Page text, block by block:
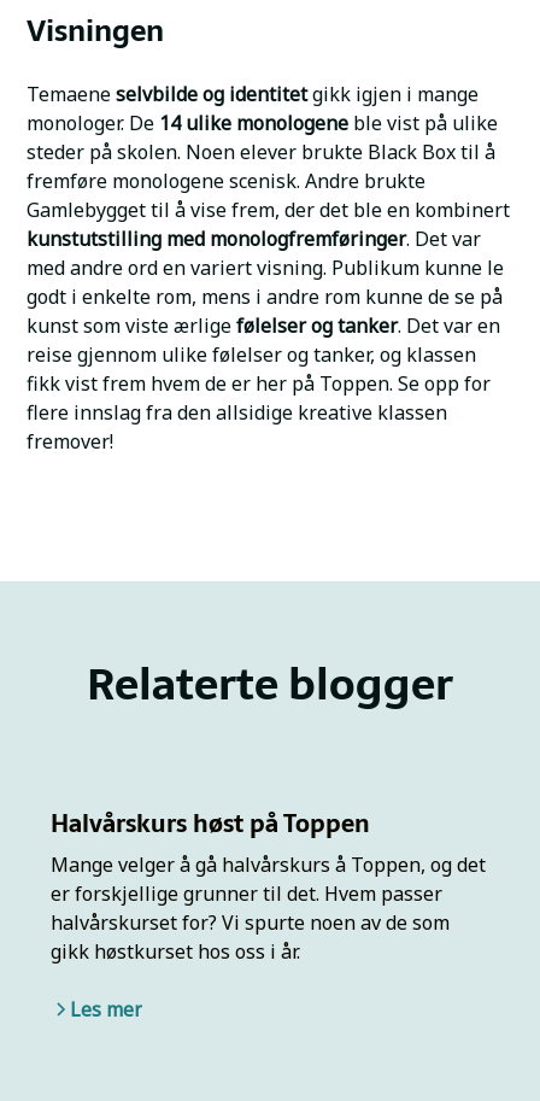
Visningen
Temaeneselvbilde og identitetgikk igjen i mange
monologer. De 14 ulike monologene ble vist på ulike
steder på skolen. Noen elever brukte Black Box til å
fremføre monologene scenisk. Andre brukte
Gamlebygget til å vise frem, der det ble en kombinert
kunstutstilling med monologfremføringer. Det var
med andre ord en variert visning. Publikum kunne le
godt i enkelte rom, mens i andre rom kunne de se på
kunst som viste ærligefølelser og tanker. Det var en
reise gjennom ulike følelser og tanker, og klassen
fikk vist frem hvem de er her på Toppen. Se opp for
flere innslag fra den allsidige kreative klassen
fremover!
Relaterte blogger
Halvårskurs høst på Toppen
Mange velger å gå halvårskurs å Toppen, og det
er forskjellige grunner til det. Hvem passer
halvårskurset for? Vi spurte noen av de som
gikk høstkurset hos oss i år.
Les mer